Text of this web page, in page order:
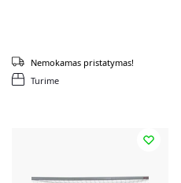
Turime
Nemokamas pristatymas!